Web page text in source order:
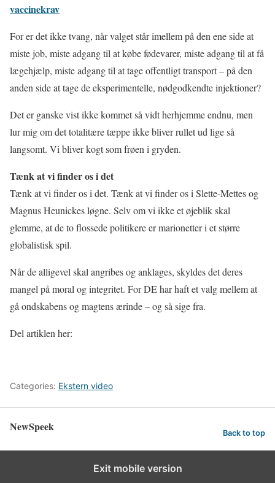
vaccinekrav
For er det ikke tvang, når valget står imellem på den ene side at
miste job, miste adgang til at købe fødevarer, miste adgang til at få
lægehjælp, miste adgang til at tage offentligt transport – på den
anden side at tage de eksperimentelle, nødgodkendte injektioner?
Det er ganske vist ikke kommet så vidt herhjemme endnu, men
lur mig om det totalitære tæppe ikke bliver rullet ud lige så
langsomt. Vi bliver kogt som frøen i gryden.
Tænk at vi finder os i det
Tænk at vi finder os i det. Tænk at vi finder os i Slette-Mettes og
Magnus Heunickes løgne. Selv om vi ikke et øjeblik skal
glemme, at de to flossede politikere er marionetter i et større
globalistisk spil.
Når de alligevel skal angribes og anklages, skyldes det deres
mangel på moral og integritet. For DE har haft et valg mellem at
gå ondskabens og magtens ærinde – og så sige fra.
Del artiklen her:
Categories: Ekstern video
NewSpeek Back to top
Exit mobile version